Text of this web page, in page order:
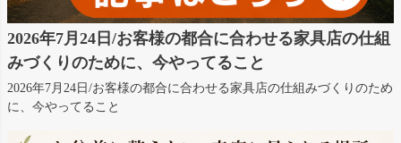
2026年7月24日/お客様の都合に合わせる家具店の仕組
みづくりのために、今やってること
2026年7月24日/お客様の都合に合わせる家具店の仕組みづくりのため
に、今やってること